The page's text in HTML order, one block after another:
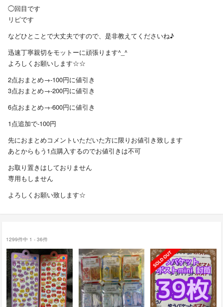
◯回目です
リピです
などひとことで大丈夫ですので、是非教えてくださいね♪
迅速丁寧親切をモットーに頑張ります^_^
よろしくお願いします☆☆
2点おまとめ→-100円に値引き
3点おまとめ→-200円に値引き
6点おまとめ→-600円に値引き
1点追加で-100円
先におまとめコメントいただいた方に限りお値引き致します
あとからもう1点購入するのでお値引きは不可
お取り置きはしておりません
専用もしません
よろしくお願い致します☆
1299件中 1 - 36件